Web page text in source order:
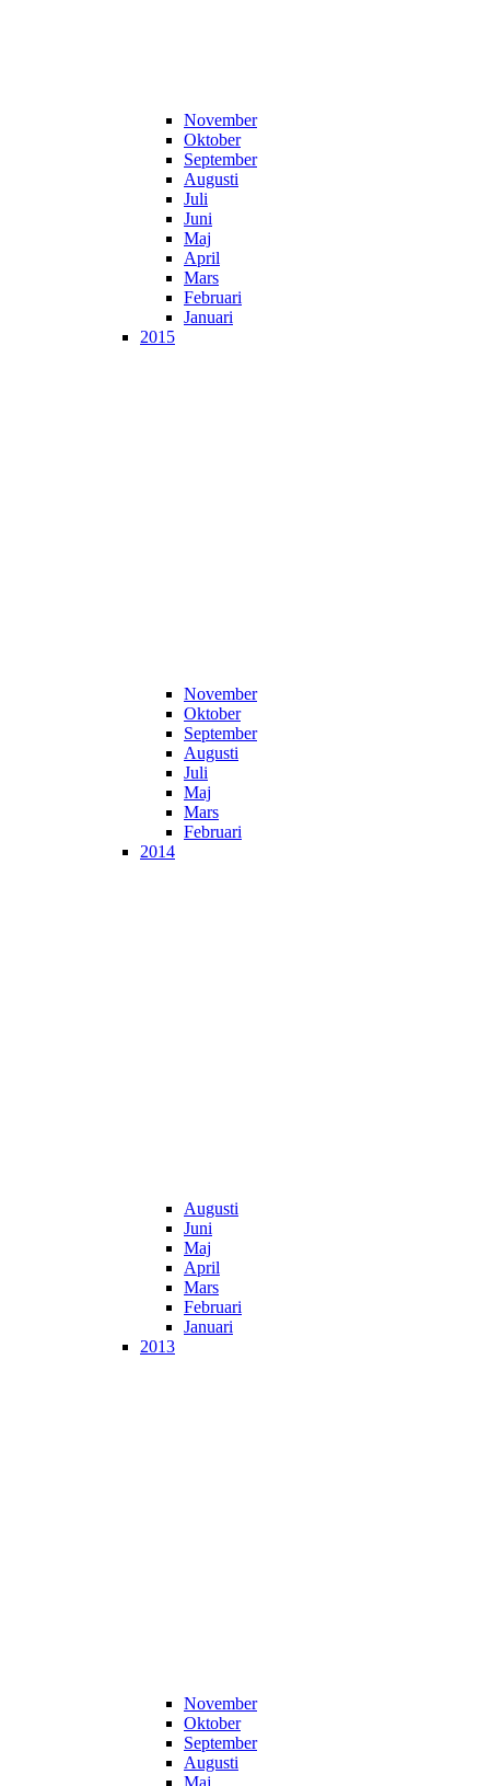
November
Oktober
September
Augusti
Juli
Juni
Maj
April
Mars
Februari
Januari
2015
November
Oktober
September
Augusti
Juli
Maj
Mars
Februari
2014
Augusti
Juni
Maj
April
Mars
Februari
Januari
2013
November
Oktober
September
Augusti
Maj